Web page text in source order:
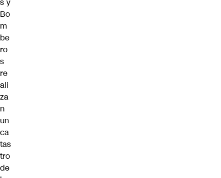
Bo
m
be
ro
s
re
ali
za
n
un
ca
tas
tro
de